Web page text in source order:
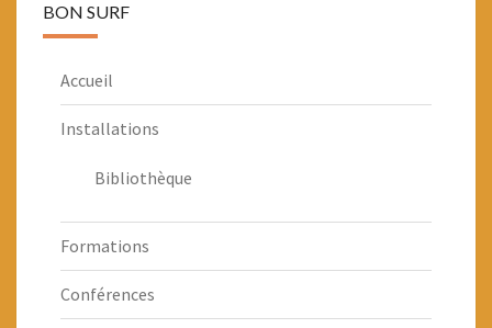
BON SURF
Accueil
Installations
Bibliothèque
Formations
Conférences